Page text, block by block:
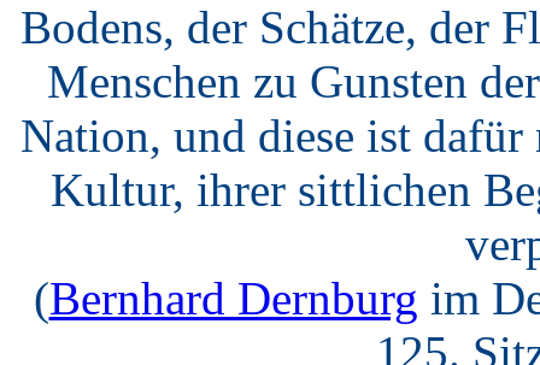
Bodens, der Schätze, der
Menschen zu Gunsten
Nation, und diese ist dafür
Kultur, ihrer sittlichen
(Bernhard Dernburg im
125.